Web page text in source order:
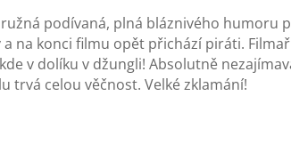
podívaná, plná bláznivého humoru
na konci filmu opět přichází piráti.
v dolíku v džungli! Absolutně
trvá celou věčnost. Velké zklamání!